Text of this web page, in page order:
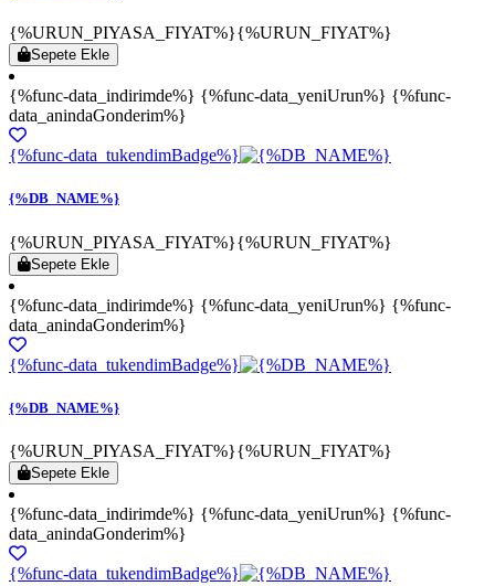
{%URUN_PIYASA_FIYAT%}{%URUN_FIYAT%}
Sepete Ekle
{%func-data_indirimde%} {%func-data_yeniUrun%} {%func-
data_anindaGonderim%}
{%func-data_tukendimBadge%}
{%DB_NAME%}
{%URUN_PIYASA_FIYAT%}{%URUN_FIYAT%}
Sepete Ekle
{%func-data_indirimde%} {%func-data_yeniUrun%} {%func-
data_anindaGonderim%}
{%func-data_tukendimBadge%}
{%DB_NAME%}
{%URUN_PIYASA_FIYAT%}{%URUN_FIYAT%}
Sepete Ekle
{%func-data_indirimde%} {%func-data_yeniUrun%} {%func-
data_anindaGonderim%}
{%func-data_tukendimBadge%}